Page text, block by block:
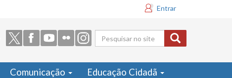
Entrar
Formulário
de busca
Comunicação Educação Cidadã